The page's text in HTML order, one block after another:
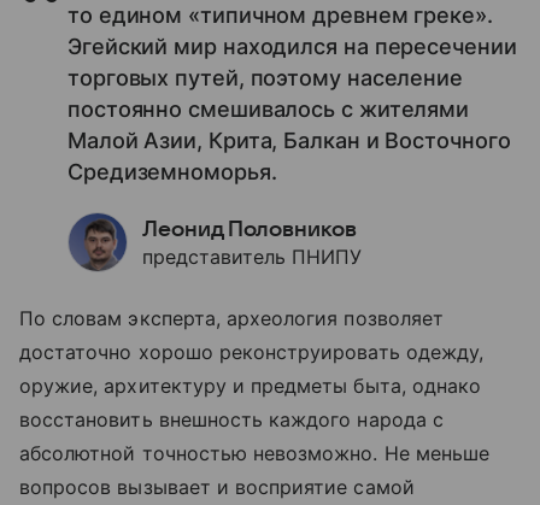
то едином «типичном древнем греке».
Эгейский мир находился на пересечении
торговых путей, поэтому население
постоянно смешивалось с жителями
Малой Азии, Крита, Балкан и Восточного
Средиземноморья.
Леонид Половников
представитель ПНИПУ
По словам эксперта, археология позволяет
достаточно хорошо реконструировать одежду,
оружие, архитектуру и предметы быта, однако
восстановить внешность каждого народа с
абсолютной точностью невозможно. Не меньше
вопросов вызывает и восприятие самой